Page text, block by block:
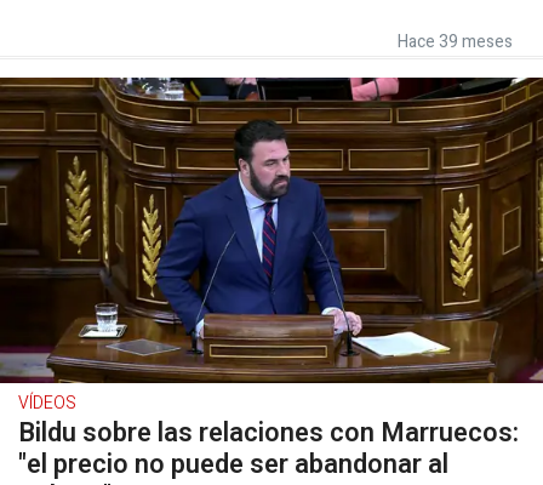
Hace 39 meses
VÍDEOS
Bildu sobre las relaciones con Marruecos:
"el precio no puede ser abandonar al